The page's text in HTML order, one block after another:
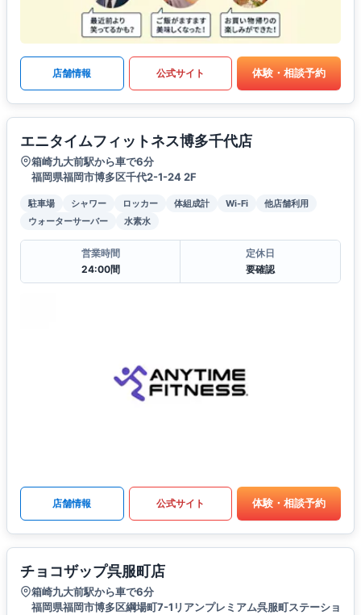
店舗情報 公式サイト 体験・相談予約
エニタイムフィットネス博多千代店
箱崎九大前駅から車で6分
福岡県福岡市博多区千代2-1-24 2F
駐車場 シャワー ロッカー 体組成計 Wi-Fi
他店舗利用
ウォーターサーバー
水素水
営業時間
24:00間
定休日
要確認
店舗情報 公式サイト 体験・相談予約
チョコザップ呉服町店
箱崎九大前駅から車で6分
福岡県福岡市博多区綱場町7-1リアンプレミアム呉服町ステーショ